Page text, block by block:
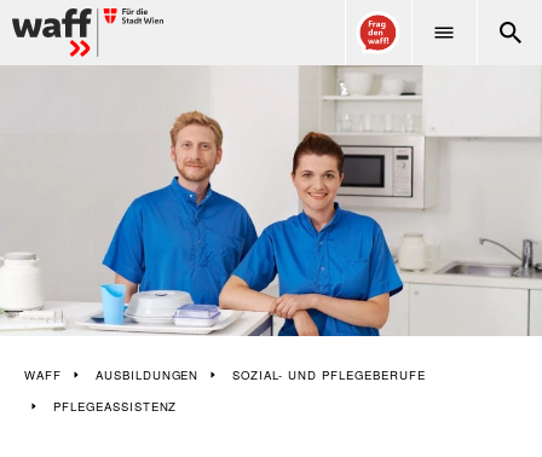
WAFF AUSBILDUNGEN
SOZIAL- UND PFLEGEBERUFE
PFLEGEASSISTENZ